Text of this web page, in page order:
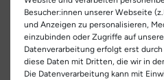
- Naturino Schriftzug an der Seite
- Klettverschluss fördert das
- verstärkte Fersenpartie sorgt
Artikel-ID:
Artikel-Nr.:
Schuhart:
EU Verantwortlicher
Falc Spa
C.da San Domenico 24, 62012
Italia
Teilen
Besucher:innen unserer Webseite
und Anzeigen zu personalisieren,
einzubinden oder Zugriffe auf
Datenverarbeitung erfolgt erst
diese Daten mit Dritten, die wir in
Die Datenverarbeitung kann mit